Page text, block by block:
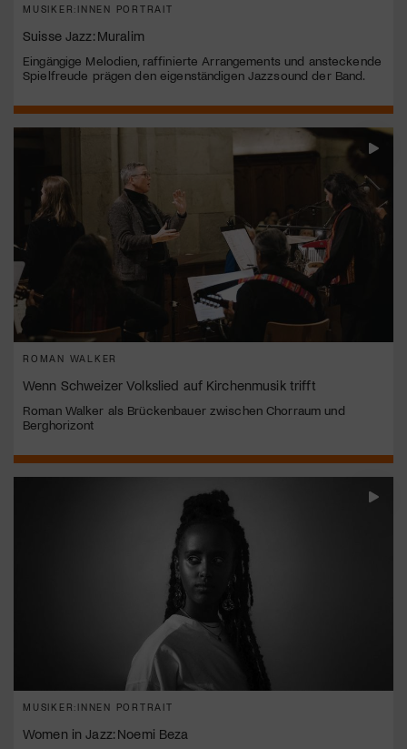
MUSIKER:INNEN PORTRAIT
Suisse Jazz: Muralim
Eingängige Melodien, raffinierte Arrangements und ansteckende
Spielfreude prägen den eigenständigen Jazzsound der Band.
ROMAN WALKER
Wenn Schweizer Volkslied auf Kirchenmusik trifft
Roman Walker als Brückenbauer zwischen Chorraum und
Berghorizont
MUSIKER:INNEN PORTRAIT
Women in Jazz: Noemi Beza